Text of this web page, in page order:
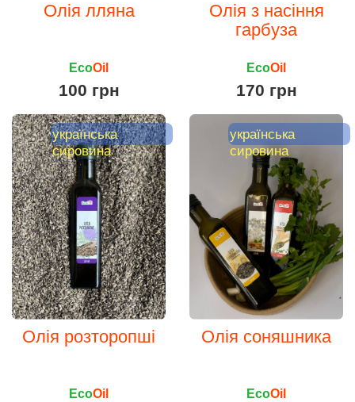
Олія лляна
EcoOil
100 грн
Олія з насіння
гарбуза
EcoOil
170 грн
українська
сировина
Олія розторопші
EcoOil
українська
сировина
Олія соняшника
EcoOil